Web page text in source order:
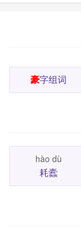
豪字组词
hào dù
耗蠹